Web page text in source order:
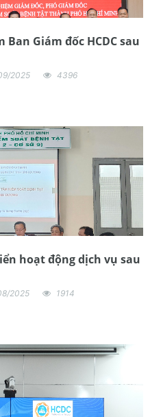
Giám đốc HCDC sau
2025 4396
hoạt động dịch vụ sau
2025 1914